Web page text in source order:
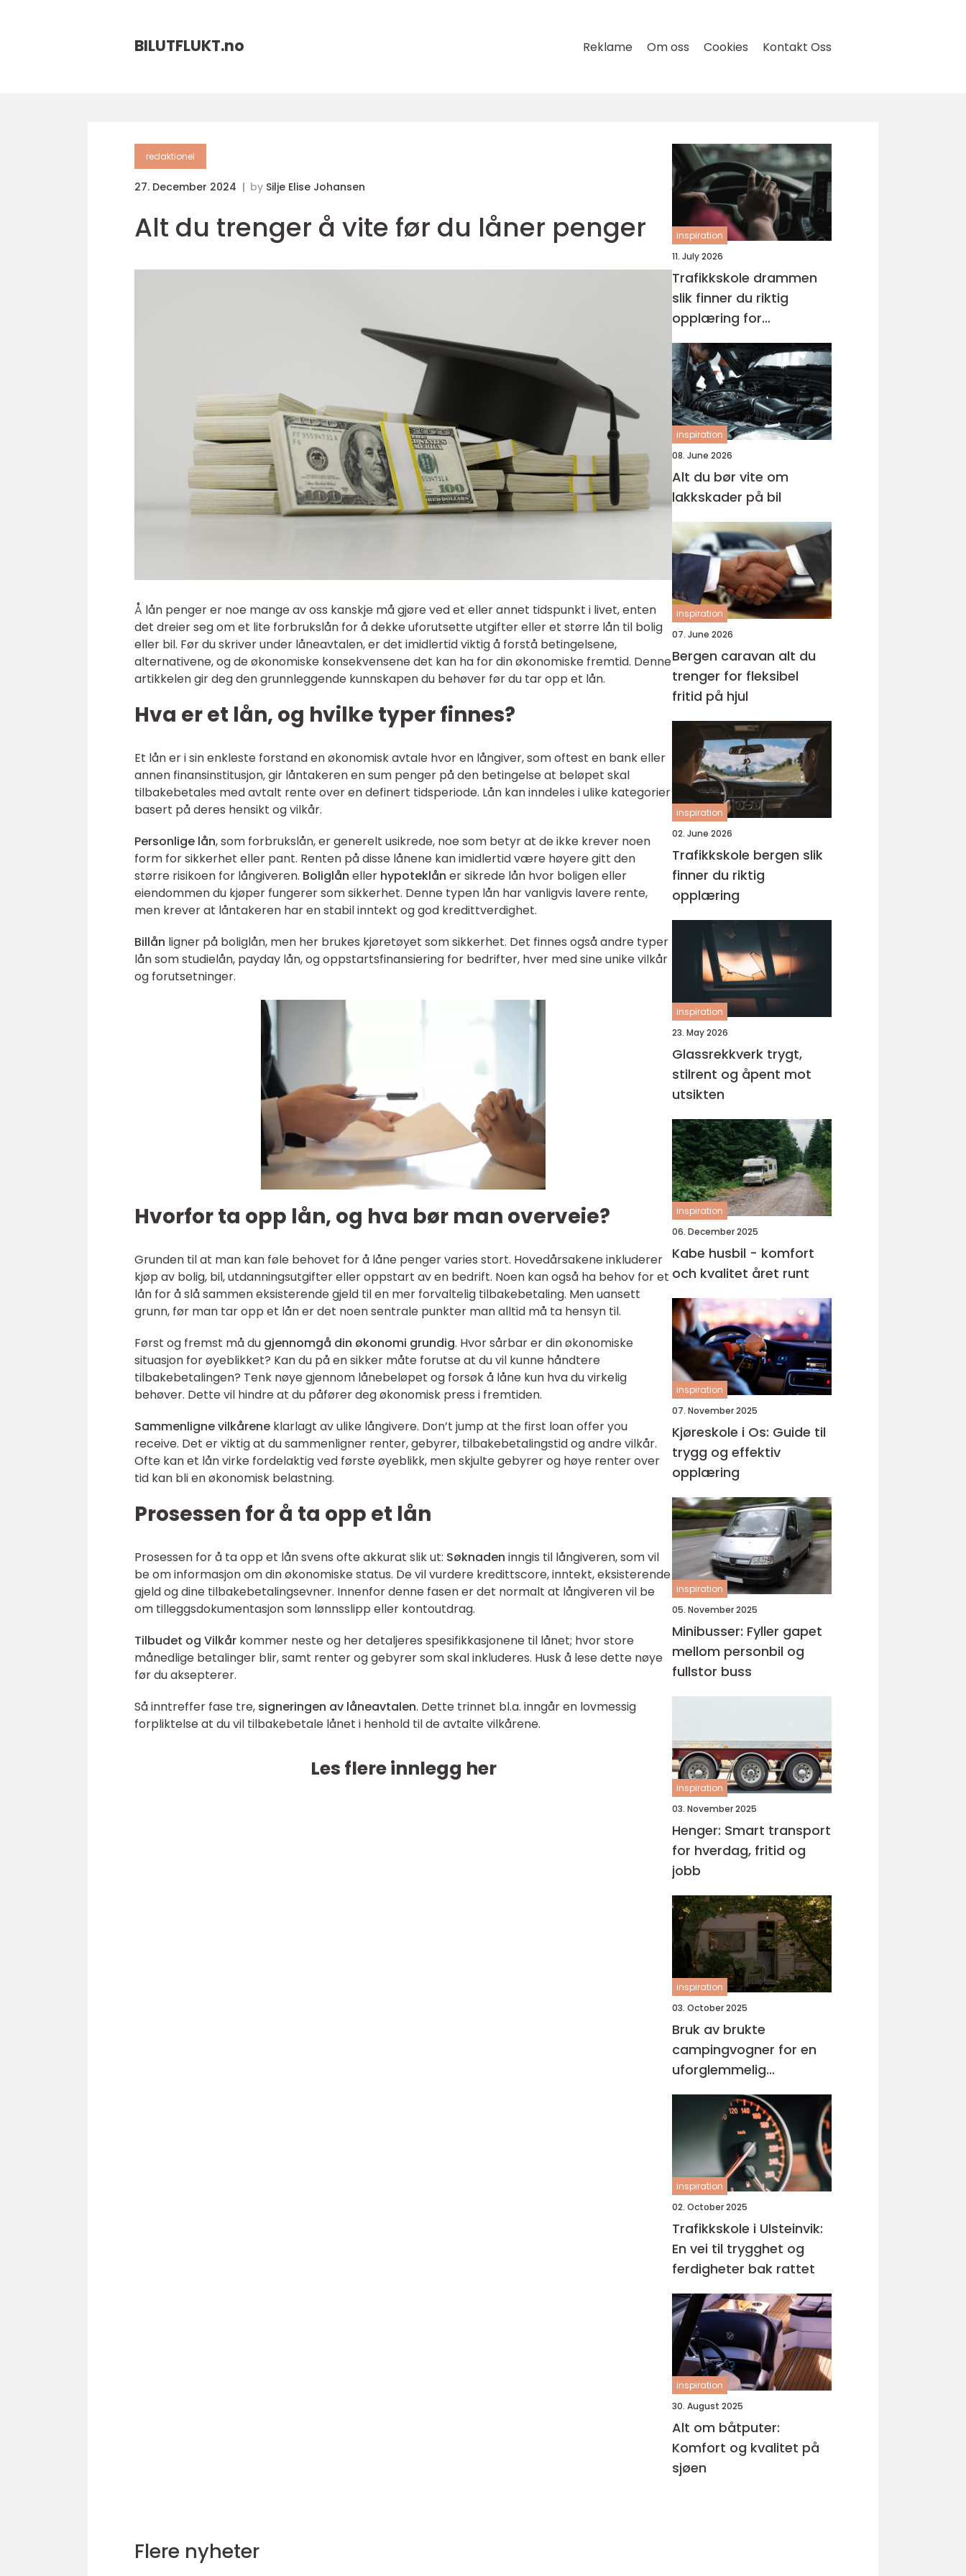
BILUTFLUKT.no Reklame Om oss Cookies Kontakt Oss
redaktionel
27. December 2024 by Silje Elise Johansen
Alt du trenger å vite før du låner penger
Å lån penger er noe mange av oss kanskje må gjøre ved et eller annet tidspunkt i livet, enten
det dreier seg om et lite forbrukslån for å dekke uforutsette utgifter eller et større lån til bolig
eller bil. Før du skriver under låneavtalen, er det imidlertid viktig å forstå betingelsene,
alternativene, og de økonomiske konsekvensene det kan ha for din økonomiske fremtid. Denne
artikkelen gir deg den grunnleggende kunnskapen du behøver før du tar opp et lån.
Hva er et lån, og hvilke typer finnes?
Et lån er i sin enkleste forstand en økonomisk avtale hvor en långiver, som oftest en bank eller
annen finansinstitusjon, gir låntakeren en sum penger på den betingelse at beløpet skal
tilbakebetales med avtalt rente over en definert tidsperiode. Lån kan inndeles i ulike kategorier
basert på deres hensikt og vilkår.
Personlige lån, som forbrukslån, er generelt usikrede, noe som betyr at de ikke krever noen
form for sikkerhet eller pant. Renten på disse lånene kan imidlertid være høyere gitt den
større risikoen for långiveren. Boliglån eller hypoteklån er sikrede lån hvor boligen eller
eiendommen du kjøper fungerer som sikkerhet. Denne typen lån har vanligvis lavere rente,
men krever at låntakeren har en stabil inntekt og god kredittverdighet.
Billån ligner på boliglån, men her brukes kjøretøyet som sikkerhet. Det finnes også andre typer
lån som studielån, payday lån, og oppstartsfinansiering for bedrifter, hver med sine unike vilkår
og forutsetninger.
Hvorfor ta opp lån, og hva bør man overveie?
Grunden til at man kan føle behovet for å låne penger varies stort. Hovedårsakene inkluderer
kjøp av bolig, bil, utdanningsutgifter eller oppstart av en bedrift. Noen kan også ha behov for et
lån for å slå sammen eksisterende gjeld til en mer forvaltelig tilbakebetaling. Men uansett
grunn, før man tar opp et lån er det noen sentrale punkter man alltid må ta hensyn til.
Først og fremst må du gjennomgå din økonomi grundig. Hvor sårbar er din økonomiske
situasjon for øyeblikket? Kan du på en sikker måte forutse at du vil kunne håndtere
tilbakebetalingen? Tenk nøye gjennom lånebeløpet og forsøk å låne kun hva du virkelig
behøver. Dette vil hindre at du påfører deg økonomisk press i fremtiden.
Sammenligne vilkårene klarlagt av ulike långivere. Don’t jump at the first loan offer you
receive. Det er viktig at du sammenligner renter, gebyrer, tilbakebetalingstid og andre vilkår.
Ofte kan et lån virke fordelaktig ved første øyeblikk, men skjulte gebyrer og høye renter over
tid kan bli en økonomisk belastning.
Prosessen for å ta opp et lån
Prosessen for å ta opp et lån svens ofte akkurat slik ut: Søknaden inngis til långiveren, som vil
be om informasjon om din økonomiske status. De vil vurdere kredittscore, inntekt, eksisterende
gjeld og dine tilbakebetalingsevner. Innenfor denne fasen er det normalt at långiveren vil be
om tilleggsdokumentasjon som lønnsslipp eller kontoutdrag.
Tilbudet og Vilkår kommer neste og her detaljeres spesifikkasjonene til lånet; hvor store
månedlige betalinger blir, samt renter og gebyrer som skal inkluderes. Husk å lese dette nøye
før du aksepterer.
Så inntreffer fase tre, signeringen av låneavtalen. Dette trinnet bl.a. inngår en lovmessig
forpliktelse at du vil tilbakebetale lånet i henhold til de avtalte vilkårene.
Les flere innlegg her
inspiration
11. July 2026
Trafikkskole drammen
slik finner du riktig
opplæring for
førerkortet
inspiration
08. June 2026
Alt du bør vite om
lakkskader på bil
inspiration
07. June 2026
Bergen caravan alt du
trenger for fleksibel
fritid på hjul
inspiration
02. June 2026
Trafikkskole bergen slik
finner du riktig
opplæring
inspiration
23. May 2026
Glassrekkverk trygt,
stilrent og åpent mot
utsikten
inspiration
06. December 2025
Kabe husbil - komfort
och kvalitet året runt
inspiration
07. November 2025
Kjøreskole i Os: Guide til
trygg og effektiv
opplæring
inspiration
05. November 2025
Minibusser: Fyller gapet
mellom personbil og
fullstor buss
inspiration
03. November 2025
Henger: Smart transport
for hverdag, fritid og
jobb
inspiration
03. October 2025
Bruk av brukte
campingvogner for en
uforglemmelig
ferieopplevelse
inspiration
02. October 2025
Trafikkskole i Ulsteinvik:
En vei til trygghet og
ferdigheter bak rattet
inspiration
30. August 2025
Alt om båtputer:
Komfort og kvalitet på
sjøen
Flere nyheter